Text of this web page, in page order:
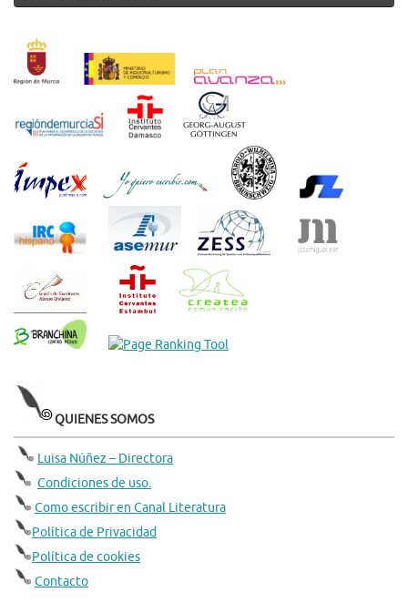
QUIENES SOMOS
Luisa Núñez – Directora
Condiciones de uso.
Como escribir en Canal Literatura
Política de Privacidad
Política de cookies
Contacto